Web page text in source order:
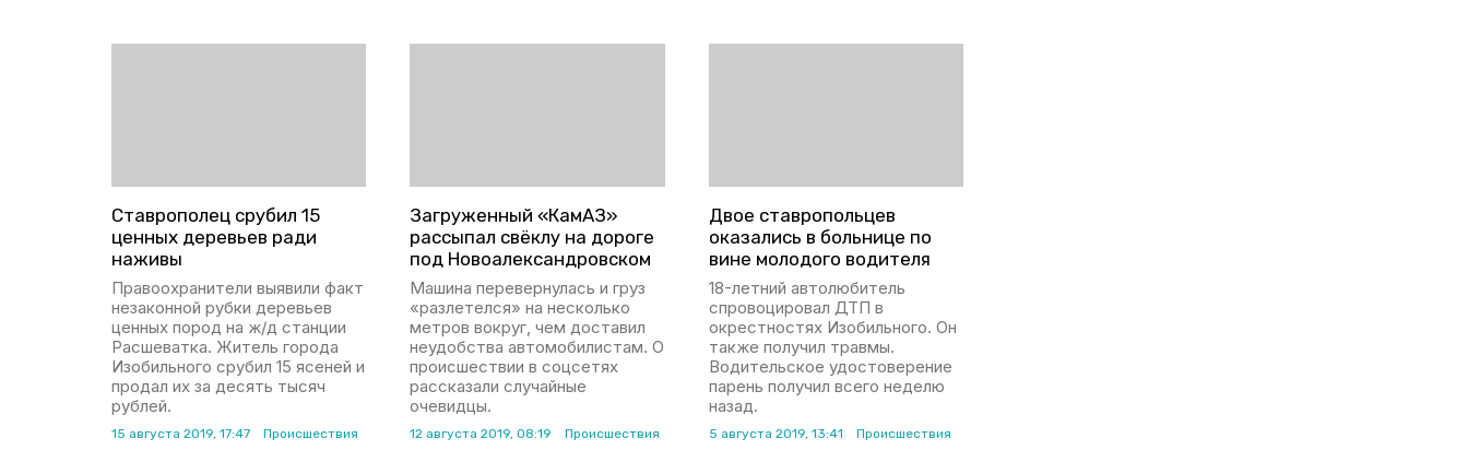
Ставрополец срубил 15
ценных деревьев ради
наживы
Правоохранители выявили факт
незаконной рубки деревьев
ценных пород на ж/д станции
Расшеватка. Житель города
Изобильного срубил 15 ясеней и
продал их за десять тысяч
рублей.
15 августа 2019, 17:47 Происшествия
Загруженный «КамАЗ»
рассыпал свёклу на дороге
под Новоалександровском
Машина перевернулась и груз
«разлетелся» на несколько
метров вокруг, чем доставил
неудобства автомобилистам. О
происшествии в соцсетях
рассказали случайные
очевидцы.
12 августа 2019, 08:19 Происшествия
Двое ставропольцев
оказались в больнице по
вине молодого водителя
18-летний автолюбитель
спровоцировал ДТП в
окрестностях Изобильного. Он
также получил травмы.
Водительское удостоверение
парень получил всего неделю
назад.
5 августа 2019, 13:41 Происшествия